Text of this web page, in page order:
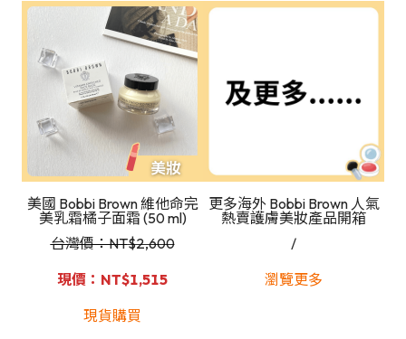
美國 Bobbi Brown 維他命完
美乳霜橘子面霜 (50 ml)
台灣價：NT$2,600
現價：NT$1,515
現貨購買
更多海外 Bobbi Brown 人氣
熱賣護膚美妝產品開箱
/
瀏覽更多